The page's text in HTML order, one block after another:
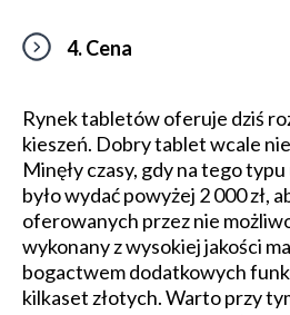
4. Cena
Rynek tabletów oferuje dziś
kieszeń. Dobry tablet wcale
Minęły czasy, gdy na tego
było wydać powyżej 2 000 zł,
oferowanych przez nie
wykonany z wysokiej jakości
bogactwem dodatkowych
kilkaset złotych. Warto przy